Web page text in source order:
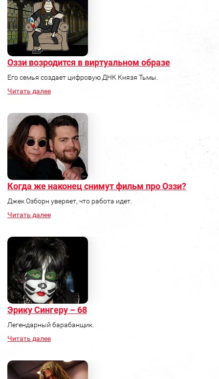
Оззи возродится в виртуальном образе
Его семья создает цифровую ДНК Князя Тьмы.
Читать далее
Когда же наконец снимут фильм про Оззи?
Джек Озборн уверяет, что работа идет.
Читать далее
Эрику Сингеру – 68
Легендарный барабанщик.
Читать далее